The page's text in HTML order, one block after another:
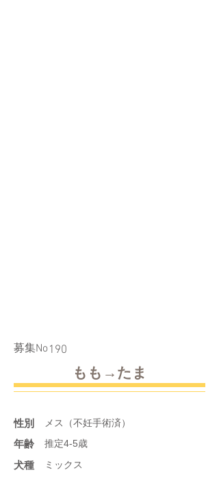
​募集No190
もも→たま
性別 メス（不妊手術済）
年齢 推定4-5歳
​犬種 ミックス